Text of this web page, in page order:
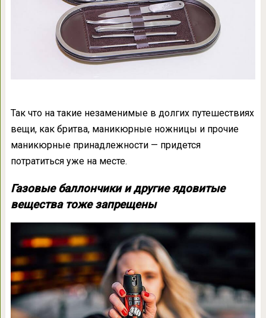
Так что на такие незаменимые в долгих путешествиях
вещи, как бритва, маникюрные ножницы и прочие
маникюрные принадлежности — придется
потратиться уже на месте.
Газовые баллончики и другие ядовитые
вещества тоже запрещены